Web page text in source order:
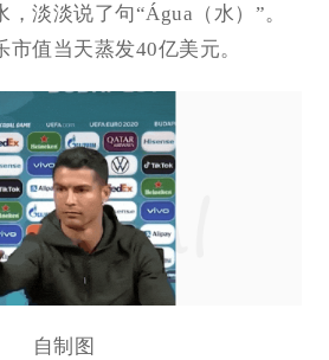
，淡淡说了句“Água（水） ”。
市值当天蒸发40亿美元。
自制图